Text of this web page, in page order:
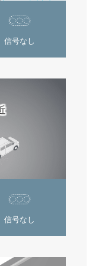
信号なし
信号なし